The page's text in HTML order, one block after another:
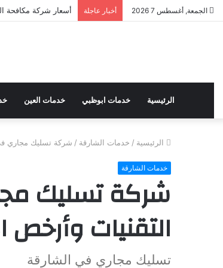
الجمعة, أغسطس 7 2026 أخبار عاجلة أسعار شركة مكافحة
الرئيسية خدمات ابوظبي خدمات العين
الرئيسية / خدمات الشارقة / شركة تسليك مجاري
خدمات الشارقة
شركة تسليك
التقنيات وأرخص
تسليك مجاري في الشارقة